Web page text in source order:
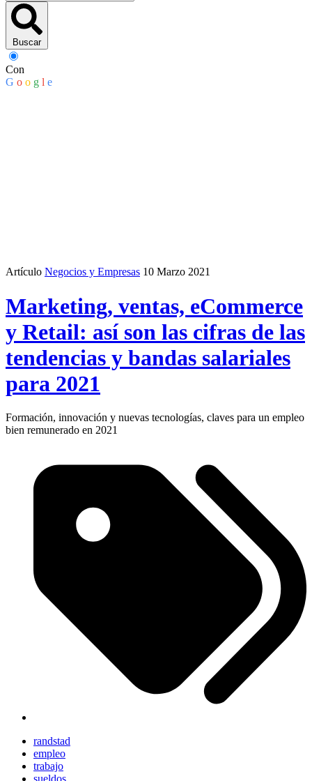
Buscar
Con
G o o g l e
Artículo Negocios y Empresas 10 Marzo 2021
Marketing, ventas, eCommerce
y Retail: así son las cifras de las
tendencias y bandas salariales
para 2021
Formación, innovación y nuevas tecnologías, claves para un empleo
bien remunerado en 2021
randstad
empleo
trabajo
sueldos